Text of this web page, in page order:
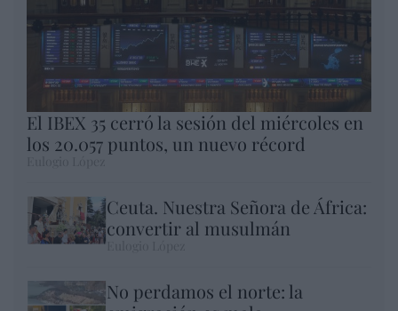
El IBEX 35 cerró la sesión del miércoles en
los 20.057 puntos, un nuevo récord
Ceuta. Nuestra Señora de África:
convertir al musulmán
No perdamos el norte: la